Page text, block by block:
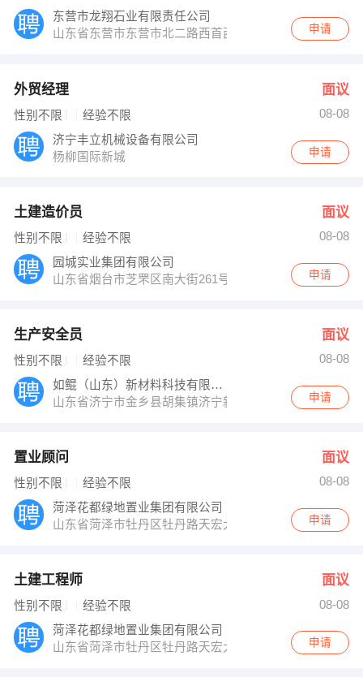
东营市龙翔石业有限责任公司
山东省东营市东营市北二路西首西郊现代服务区申请
外贸经理 面议
性别不限 经验不限
08-08
济宁丰立机械设备有限公司
杨柳国际新城
申请
土建造价员 面议
性别不限 经验不限
08-08
园城实业集团有限公司
山东省烟台市芝罘区南大街261号
申请
生产安全员 面议
性别不限 经验不限
08-08
如鲲（山东）新材料科技有限公司
山东省济宁市金乡县胡集镇济宁新材料产业园
申请
置业顾问 面议
性别不限 经验不限
08-08
菏泽花都绿地置业集团有限公司
山东省菏泽市牡丹区牡丹路天宏大酒店6F
申请
土建工程师 面议
性别不限 经验不限
08-08
菏泽花都绿地置业集团有限公司
山东省菏泽市牡丹区牡丹路天宏大酒店6F
申请